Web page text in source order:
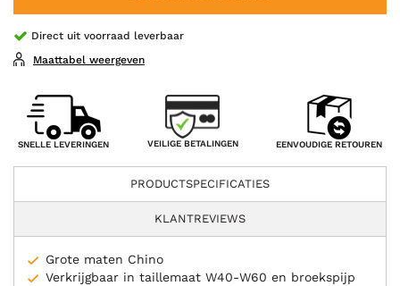
Direct uit voorraad leverbaar
Maattabel weergeven
SNELLE LEVERINGEN VEILIGE BETALINGEN EENVOUDIGE RETOUREN
PRODUCTSPECIFICATIES
KLANTREVIEWS
Grote maten Chino
Verkrijgbaar in taillemaat W40-W60 en broekspijp